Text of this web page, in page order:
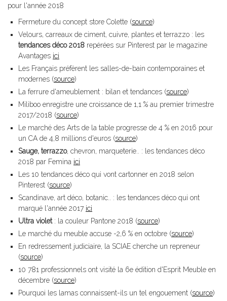
pour l'année 2018
Fermeture du concept store Colette (source)
Velours, carreaux de ciment, cuivre, plantes et terrazzo : les
tendances déco 2018 repérées sur Pinterest par le magazine
Avantages ici
Les Français préfèrent les salles-de-bain contemporaines et
modernes (source)
La ferrure d'ameublement : bilan et tendances (source)
Miliboo enregistre une croissance de 1,1 % au premier trimestre
2017/2018 (source)
Le marché des Arts de la table progresse de 4 % en 2016 pour
un CA de 4,8 millions d'euros (source)
Sauge, terrazzo, chevron, marqueterie.. : les tendances déco
2018 par Femina ici
Les 10 tendances déco qui vont cartonner en 2018 selon
Pinterest (source)
Scandinave, art déco, botanic.. : les tendances déco qui ont
marqué l'année 2017 ici
Ultra violet: la couleur Pantone 2018 (source)
Le marché du meuble accuse -2,6 % en octobre (source)
En redressement judiciaire, la SCIAE cherche un repreneur
(source)
10 781 professionnels ont visité la 6e édition d'Esprit Meuble en
décembre (source)
Pourquoi les lamas connaissent-ils un tel engouement (source)